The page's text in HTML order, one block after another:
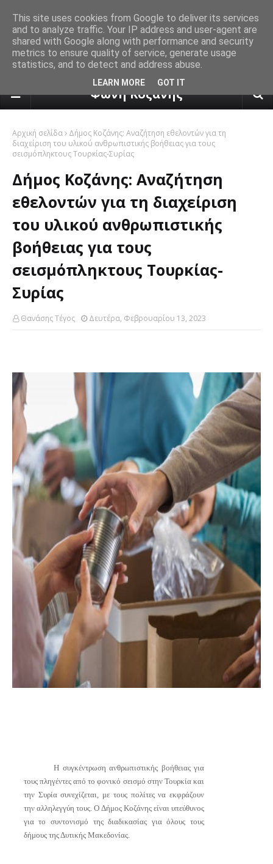
πρόγνωση καιρού από το
Φωνή Κοζάνης
Αρχική σελίδα
Δήμος Κοζάνης: Αναζήτηση εθελοντών για τη
διαχείριση του υλικού ανθρωπιστικής βοήθειας για τους
σεισμόπληκτους Τουρκίας-Συρίας
Δήμος Κοζάνης: Αναζήτηση
εθελοντών για τη διαχείριση
του υλικού ανθρωπιστικής
βοήθειας για τους
σεισμόπληκτους Τουρκίας-
Συρίας
Θανάσης Τέγος Δευτέρα, Φεβρουαρίου 13, 2023
Η συγκέντρωση ανθρωπιστικής βοήθειας για
τους πληγέντες από το φονικό σεισμό στην Τουρκία και
την Συρία συνεχίζεται, με τους πολίτες να εκφράζουν
την αλληλεγγύη τους. Ο Δήμος Κοζάνης είναι υπεύθυνος
για το συντονισμό της διαδικασίας για όλους τους
δήμους της Δυτικής Μακεδονίας.
This site uses cookies from Google to deliver its services
and to analyze traffic. Your IP address and user-agent are
shared with Google along with performance and security
metrics to ensure quality of service, generate usage
statistics, and to detect and address abuse.
LEARN MORE GOT IT